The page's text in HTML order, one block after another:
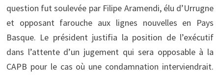
question fut soulevée par Filipe Aramendi, élu d’Urrugne
et opposant farouche aux lignes nouvelles en Pays
Basque. Le président justifia la position de l’exécutif
dans l’attente d’un jugement qui sera opposable à la
CAPB pour le cas où une condamnation interviendrait.